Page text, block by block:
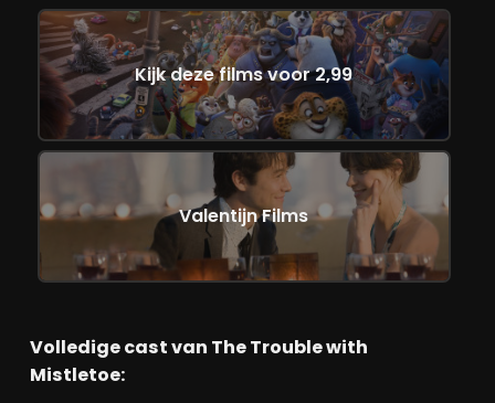
Kijk deze films voor 2,99
Valentijn Films
Volledige cast van The Trouble with
Mistletoe: